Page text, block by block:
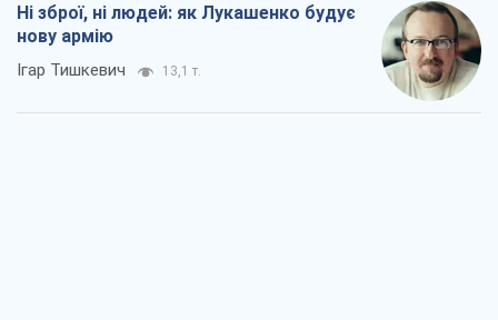
Ні зброї, ні людей: як Лукашенко будує
нову армію
Ігар Тишкевич 13,1 т.